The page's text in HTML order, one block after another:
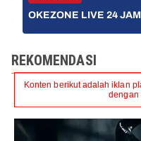
OKEZONE LIVE 24 JAM